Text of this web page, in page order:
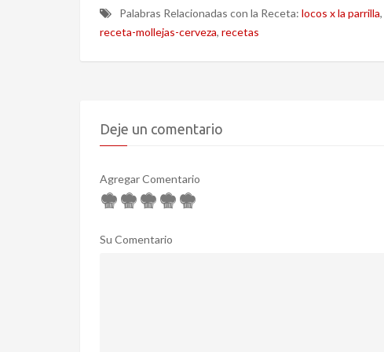
Palabras Relacionadas con la Receta: locos x la parrilla,
receta-mollejas-cerveza, recetas
Deje un comentario
Agregar Comentario
Su Comentario